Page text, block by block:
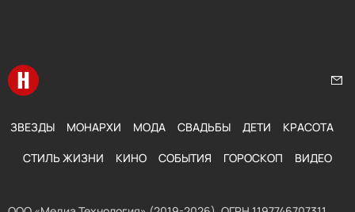
Перейти на главную
ЗВЕЗДЫ МОНАРХИ МОДА СВАДЬБЫ ДЕТИ КРАСОТА
СТИЛЬ ЖИЗНИ КИНО СОБЫТИЯ ГОРОСКОП ВИДЕО